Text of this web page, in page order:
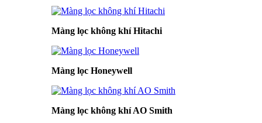
Màng lọc không khí Hitachi
Màng lọc Honeywell
Màng lọc không khí AO Smith